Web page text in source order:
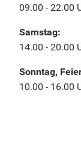
09.00 - 22.00
Samstag:
14.00 - 20.00
Sonntag,
10.00 - 16.00